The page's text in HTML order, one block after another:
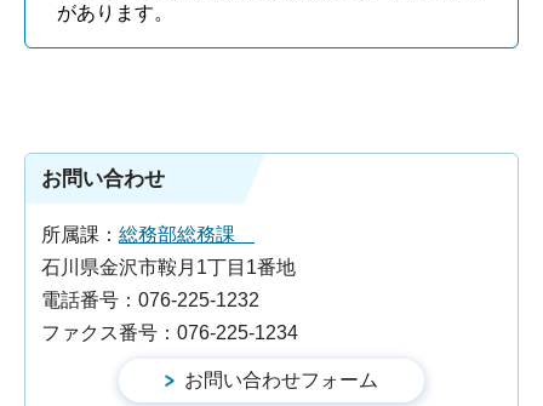
があります。
お問い合わせ
所属課： 総務部総務課
石川県金沢市鞍月1丁目1番地
電話番号：076-225-1232
ファクス番号：076-225-1234